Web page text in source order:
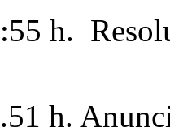
h.
h.